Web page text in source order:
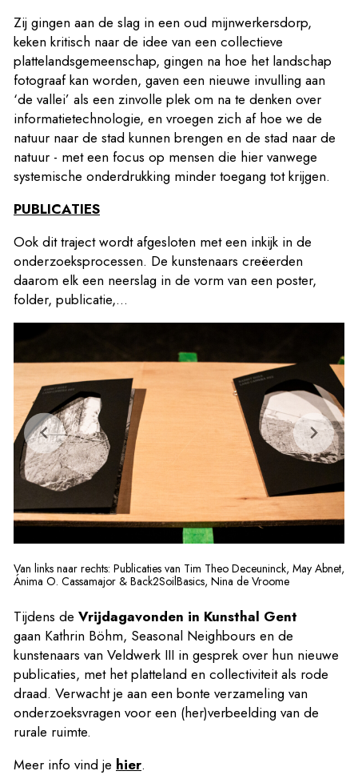
Zij gingen aan de slag in een oud mijnwerkersdorp,
keken kritisch naar de idee van een collectieve
plattelandsgemeenschap, gingen na hoe het landschap
fotograaf kan worden, gaven een nieuwe invulling aan
‘de vallei’ als een zinvolle plek om na te denken over
informatietechnologie, en vroegen zich af hoe we de
natuur naar de stad kunnen brengen en de stad naar de
natuur - met een focus op mensen die hier vanwege
systemische onderdrukking minder toegang tot krijgen.
PUBLICATIES
Ook dit traject wordt afgesloten met een inkijk in de
onder­zoeks­pro­ces­sen. De kunstenaars creëerden
daarom elk een neerslag in de vorm van een poster,
folder, publicatie,...
Van links naar rechts: Publicaties van Tim Theo Deceuninck, May Abnet,
Ánima O. Cassamajor & Back2SoilBasics, Nina de Vroome
Tijdens de Vrij­dag­avon­den in Kunsthal Gent
gaan Kathrin Böhm, Sea­so­nal Neigh­bours en de
kunstenaars van Veldwerk III in gesprek over hun nieu­we
publicaties, met het platteland en collectiviteit als rode
draad. Verwacht je aan een bonte verzameling van
onderzoeksvragen voor een (her)verbeelding van de
rurale ruimte.
Meer info vind je hier.